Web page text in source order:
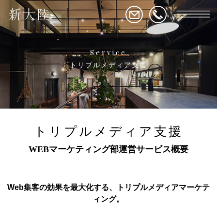
Service
トリプルメディア支援
トリプルメディア支援
WEBマーケティング部運営サービス概要
Web集客の効果を最大化する、トリプルメディアマーケテ
ィング。